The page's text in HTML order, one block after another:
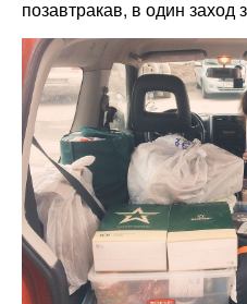
позавтракав, в один